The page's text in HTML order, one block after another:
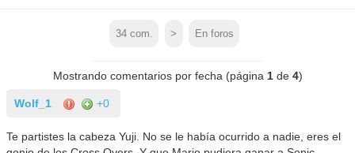
34com. > En foros
Mostrando comentarios por fecha (página 1de 4)
Wolf_1 +0
Te partistes la cabeza Yuji. No se le había ocurrido a nadie, eres el